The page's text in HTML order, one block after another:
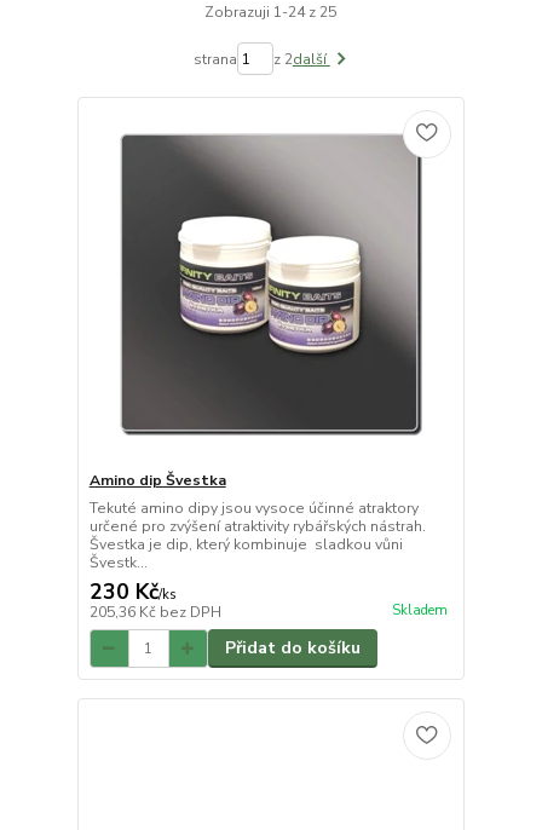
Zobrazuji 1-24 z 25
strana z 2další
Amino dip Švestka
Tekuté amino dipy jsou vysoce účinné atraktory
určené pro zvýšení atraktivity rybářských nástrah.
Švestka je dip, který kombinuje sladkou vůni
Švestk...
230 Kč/ks
205,36 Kč bez DPH Skladem
Přidat do košíku